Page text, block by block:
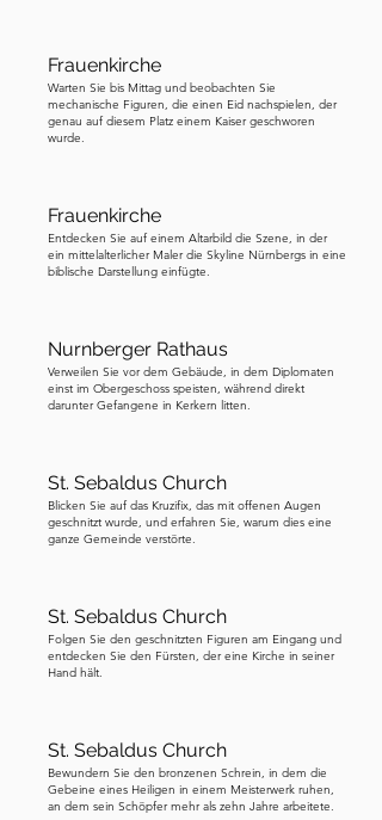
Sie sich darauf zubewegen, hören Sie
sich den nächsten Stopp an, damit ich
bereits einen Kontext geschaffen habe,
wenn Sie dort ankommen.
Frauenkirche
Warten Sie bis Mittag und beobachten Sie
mechanische Figuren, die einen Eid nachspielen, der
genau auf diesem Platz einem Kaiser geschworen
wurde.
Frauenkirche
Entdecken Sie auf einem Altarbild die Szene, in der
ein mittelalterlicher Maler die Skyline Nürnbergs in eine
biblische Darstellung einfügte.
Nurnberger Rathaus
Verweilen Sie vor dem Gebäude, in dem Diplomaten
einst im Obergeschoss speisten, während direkt
darunter Gefangene in Kerkern litten.
St. Sebaldus Church
Blicken Sie auf das Kruzifix, das mit offenen Augen
geschnitzt wurde, und erfahren Sie, warum dies eine
ganze Gemeinde verstörte.
St. Sebaldus Church
Folgen Sie den geschnitzten Figuren am Eingang und
entdecken Sie den Fürsten, der eine Kirche in seiner
Hand hält.
St. Sebaldus Church
Bewundern Sie den bronzenen Schrein, in dem die
Gebeine eines Heiligen in einem Meisterwerk ruhen,
an dem sein Schöpfer mehr als zehn Jahre arbeitete.